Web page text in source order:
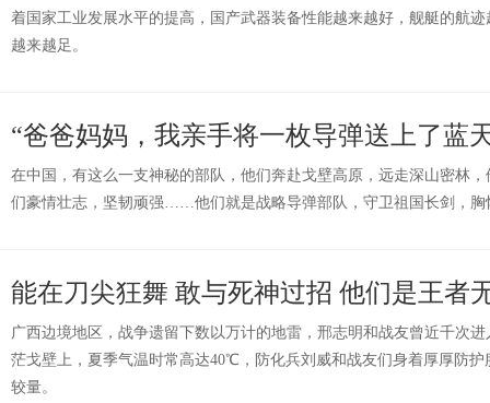
着国家工业发展水平的提高，国产武器装备性能越来越好，舰艇的航
越来越足。
“爸爸妈妈，我亲手将一枚导弹送上了蓝
在中国，有这么一支神秘的部队，他们奔赴戈壁高原，远走深山密林
们豪情壮志，坚韧顽强……他们就是战略导弹部队，守卫祖国长剑，胸
能在刀尖狂舞 敢与死神过招 他们是王者
广西边境地区，战争遗留下数以万计的地雷，邢志明和战友曾近千次
茫戈壁上，夏季气温时常高达40℃，防化兵刘威和战友们身着厚厚防
较量。